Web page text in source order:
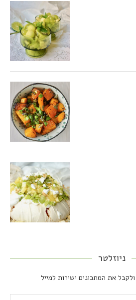
ניוזלטר
את המתכונים ישירות למייל